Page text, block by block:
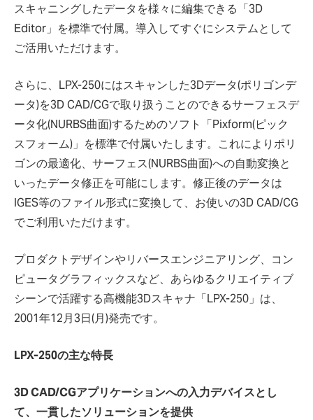
スキャニングしたデータを様々に編集できる「3D
Editor」を標準で付属。導入してすぐにシステムとして
ご活用いただけます。
さらに、LPX-250にはスキャンした3Dデータ(ポリゴンデ
ータ)を3D CAD/CGで取り扱うことのできるサーフェスデ
ータ化(NURBS曲面)するためのソフト「Pixform(ピック
スフォーム)」を標準で付属いたします。これによりポリ
ゴンの最適化、サーフェス(NURBS曲面)への自動変換と
いったデータ修正を可能にします。修正後のデータは
IGES等のファイル形式に変換して、お使いの3D CAD/CG
でご利用いただけます。
プロダクトデザインやリバースエンジニアリング、コン
ピュータグラフィックスなど、あらゆるクリエイティブ
シーンで活躍する高機能3Dスキャナ「LPX-250」は、
2001年12月3日(月)発売です。
LPX-250の主な特長
3D CAD/CGアプリケーションへの入力デバイスとし
て、一貫したソリューションを提供